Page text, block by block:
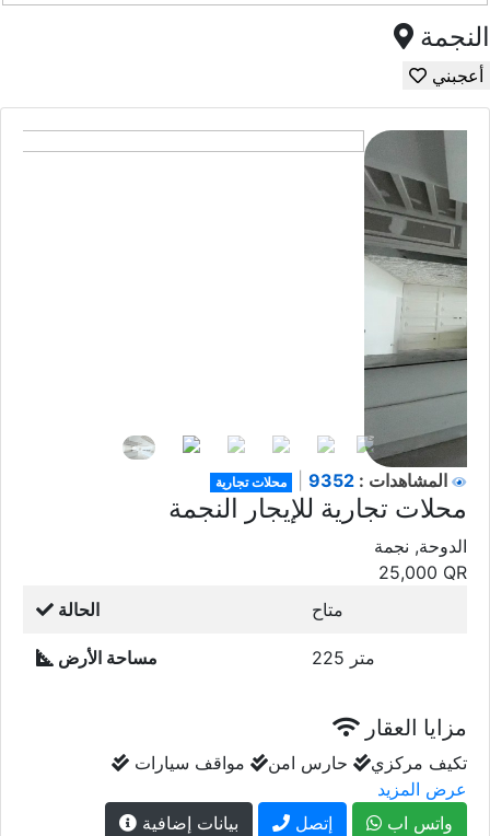
النجمة
أعجبني
المشاهدات :
محلات تجارية للإيجار النجمة
الدوحة, نجمة
25,000QR
مزايا العقار
تكيف مركزي حارس امن
مواقف سيارات
عرض المزيد
بيانات إضافية
إتصل واتس اب
معلومات المعلن
إعلانات مشابهة